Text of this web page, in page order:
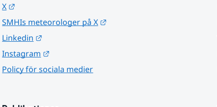
X
SMHIs meteorologer på X
Linkedin
Instagram
Policy för sociala medier